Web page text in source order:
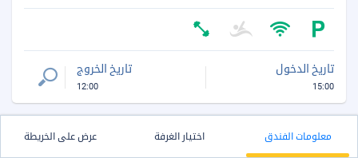
تاريخ الدخول
15:00
تاريخ الخروج
12:00
معلومات الفندق اختيار الغرفة عرض على الخريطة